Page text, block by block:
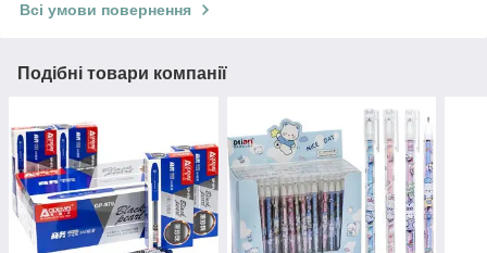
Всі умови повернення
Подібні товари компанії